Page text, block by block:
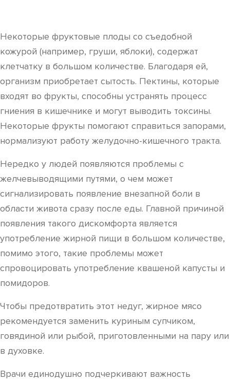
Некоторые фруктовые плоды со съедобной
кожурой (например, груши, яблоки), содержат
клетчатку в большом количестве. Благодаря ей,
организм приобретает сытость. Пектины, которые
входят во фрукты, способны устранять процесс
гниения в кишечнике и могут выводить токсины.
Некоторые фрукты помогают справиться запорами,
нормализуют работу желудочно-кишечного тракта.
Нередко у людей появляются проблемы с
желчевыводящими путями, о чем может
сигнализировать появление внезапной боли в
области живота сразу после еды. Главной причиной
появления такого дискомфорта является
употребление жирной пищи в большом количестве,
помимо этого, такие проблемы может
спровоцировать употребление квашеной капусты и
помидоров.
Чтобы предотвратить этот недуг, жирное мясо
рекомендуется заменить куриным супчиком,
говядиной или рыбой, приготовленными на пару или
в духовке.
Врачи единодушно подчеркивают важность